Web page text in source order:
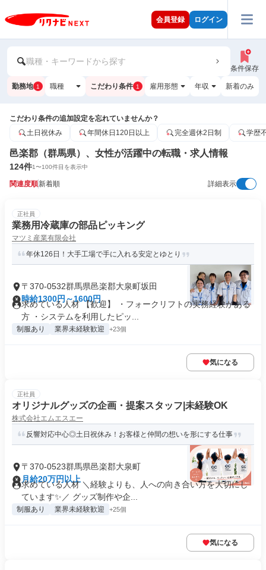
会員登録 ログイン
職種・キーワードから探す
条件保存
勤務地 1 職種 こだわり条件 1 雇用形態 年収 新着のみ
こだわり条件の追加設定を忘れていませんか？
土日祝休み
年間休日120日以上 完全週休2日制 学歴
邑楽郡（群馬県）、女性が活躍中の転職・求人情報
124件1〜100件目を表示中
関連度順新着順 詳細表示
正社員
業務用冷蔵庫の部品ピッキング
マツミ産業有限会社
年休126日！大手工場で手に入れる安定とゆとり
〒370-0532群馬県邑楽郡大泉町坂田
時給1300円～1600円
求めている人材 【歓迎】 ・フォークリフトの実務経験がある
方 ・システムを利用したピッ...
制服あり 業界未経験歓迎 +23個
気になる
正社員
オリジナルグッズの企画・提案スタッフ|未経験OK
株式会社エムエスエー
反響対応中心◎土日祝休み！お客様と仲間の想いを形にする仕事
〒370-0523群馬県邑楽郡大泉町
月給20万円以上
求めている人材 ＼経験よりも、人への向き合い方を大切にし
ています✨／ グッズ制作や企...
制服あり 業界未経験歓迎 +25個
気になる